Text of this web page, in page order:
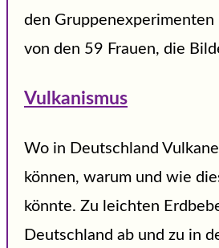
den
von den 59 Frauen, die
Vulkanismus
Wo in Deutschland
können, warum und wie
könnte. Zu leichten
Deutschland ab und zu in